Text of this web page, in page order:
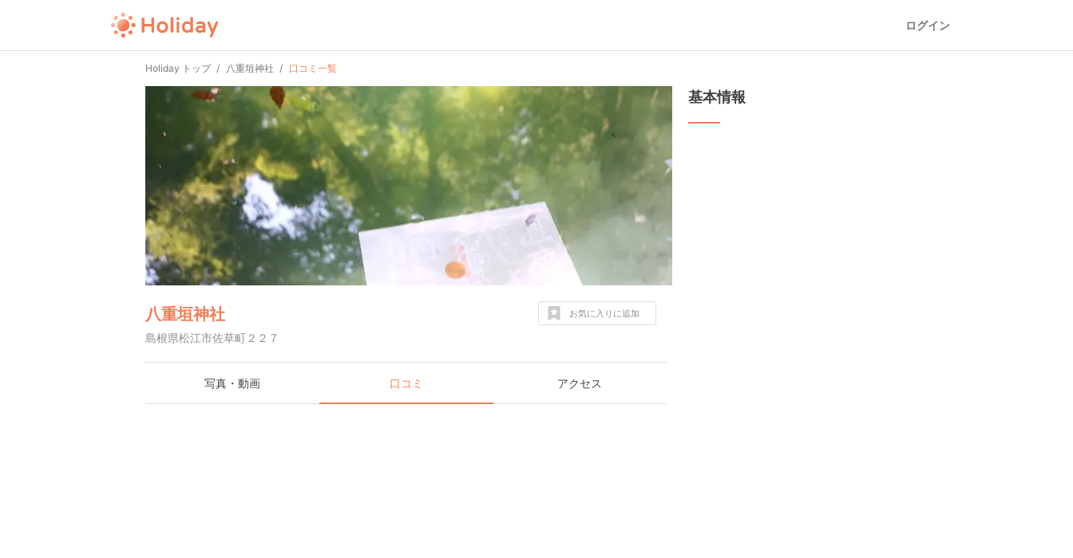
ログイン
Holiday トップ 八重垣神社 口コミ一覧
八重垣神社
島根県松江市佐草町２２７
お気に入りに追加
写真・動画 口コミ アクセス
基本情報